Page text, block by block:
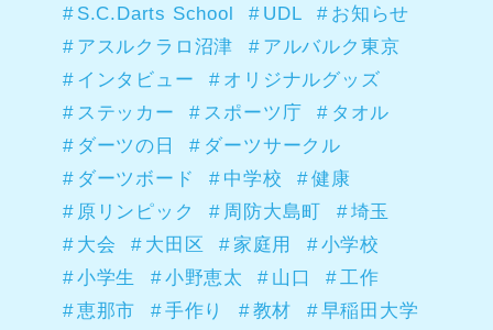
S.C.Darts School
UDL
お知らせ
アスルクラロ沼津
アルバルク東京
インタビュー
オリジナルグッズ
ステッカー
スポーツ庁
タオル
ダーツの日
ダーツサークル
ダーツボード
中学校
健康
原リンピック
周防大島町
埼玉
大会
大田区 家庭用
小学校
小学生
小野恵太 山口
工作
恵那市
手作り 教材 早稲田大学